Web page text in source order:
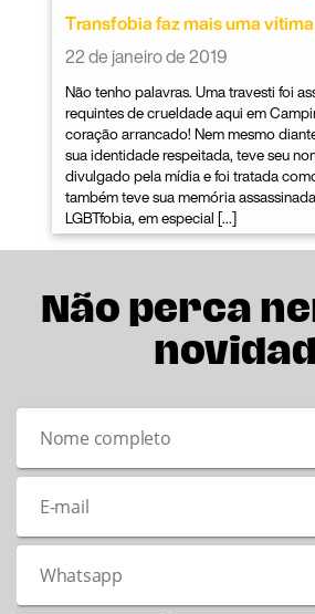
Transfobia faz mais uma vítima
22 de janeiro de 2019
Não tenho palavras. Uma travesti foi
requintes de crueldade aqui em
coração arrancado! Nem mesmo
sua identidade respeitada, teve seu
divulgado pela mídia e foi tratada como
também teve sua memória
LGBTfobia, em especial […]
Não perca